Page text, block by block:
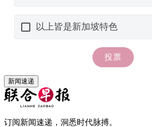
新闻速递
订阅新闻速递，洞悉时代脉搏。